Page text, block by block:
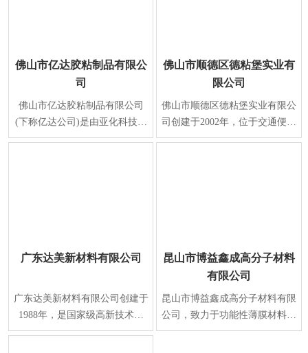
佛山市亿达胶粘制品有限公
司
佛山市亿达胶粘制品有限公司
(下称亿达公司)是由亚化科技中
国有限公司和佛山佛塑科技集团
佛山市顺德区德粘堡实业有
限公司
佛山市顺德区德粘堡实业有限公
司创建于2002年，位于交通便利
的佛山市顺德区勒流镇勒流港集
广东达美新材料有限公司
广东达美新材料有限公司创建于
1988年，是国家级高新技术企
业，专业研发、生产表面保护系
昆山市博益鑫成高分子材料
有限公司
昆山市博益鑫成高分子材料有限
公司，致力于功能性薄膜材料及
涂覆技术的研发与生产，是国家